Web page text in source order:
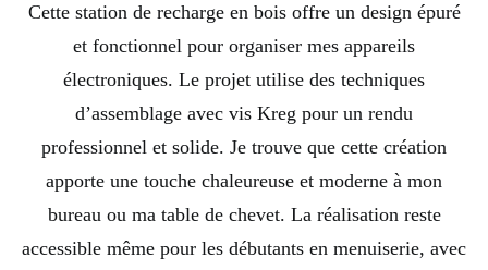
Cette station de recharge en bois offre un design épuré
et fonctionnel pour organiser mes appareils
électroniques. Le projet utilise des techniques
d’assemblage avec vis Kreg pour un rendu
professionnel et solide. Je trouve que cette création
apporte une touche chaleureuse et moderne à mon
bureau ou ma table de chevet. La réalisation reste
accessible même pour les débutants en menuiserie, avec